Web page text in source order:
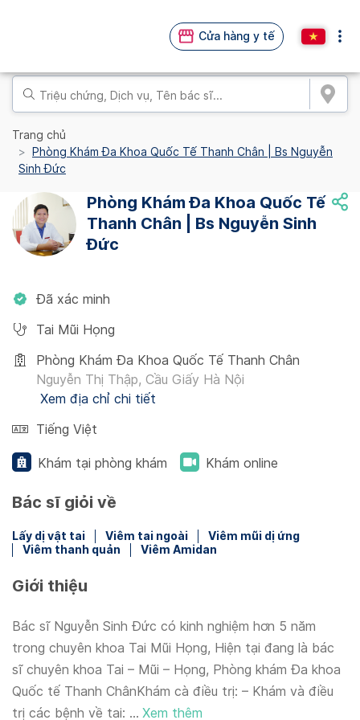
Cửa hàng y tế
Trang chủ
Phòng Khám Đa Khoa Quốc Tế Thanh Chân | Bs Nguyễn
Sinh Đức
Phòng Khám Đa Khoa Quốc Tế
Thanh Chân | Bs Nguyễn Sinh
Đức
Đã xác minh
Tai Mũi Họng
Phòng Khám Đa Khoa Quốc Tế Thanh Chân
Nguyễn Thị Thập, Cầu Giấy Hà Nội
Xem địa chỉ chi tiết
Tiếng Việt
Khám tại phòng khám Khám online
Bác sĩ giỏi về
Lấy dị vật tai Viêm tai ngoài
Viêm mũi dị ứng
Viêm thanh quản
Viêm Amidan
Giới thiệu
Bác sĩ Nguyễn Sinh Đức có kinh nghiệm hơn 5 năm
trong chuyên khoa Tai Mũi Họng, Hiện tại đang là bác
sĩ chuyên khoa Tai – Mũi – Họng, Phòng khám Đa khoa
Quốc tế Thanh ChânKhám cà điều trị: – Khám và điều
trị các bệnh về tai: ... Xem thêm